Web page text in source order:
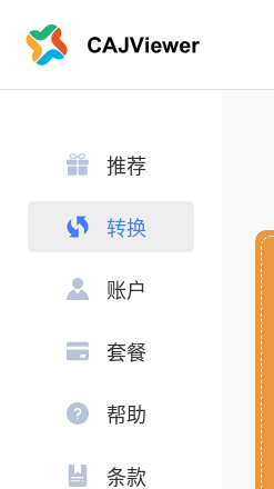
推荐
转换
账户
套餐
帮助
条款